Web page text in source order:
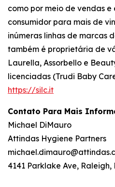
como por meio de vendas
consumidor para mais de
inúmeras linhas de marcas
também é proprietária de
Laurella, Assorbello e
licenciadas (Trudi Baby
https://silc.it
Contato Para Mais
Michael DiMauro
Attindas Hygiene Partners
4141 Parklake Ave, Raleigh,